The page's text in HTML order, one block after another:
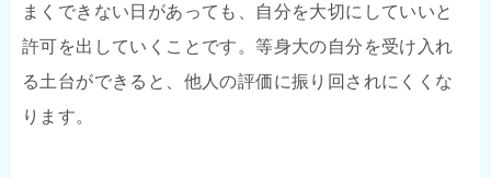
まくできない日があっても、自分を大切にしていいと
許可を出していくことです。等身大の自分を受け入れ
る土台ができると、他人の評価に振り回されにくくな
ります。